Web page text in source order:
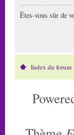
Êtes-vous sûr de
Index du forum